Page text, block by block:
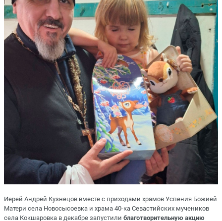
Иерей Андрей Кузнецов вместе с приходами храмов Успения Божией
Матери села Новосысоевка и храма 40-ка Севастийских мучеников
села Кокшаровка в декабре запустили благотворительную акцию